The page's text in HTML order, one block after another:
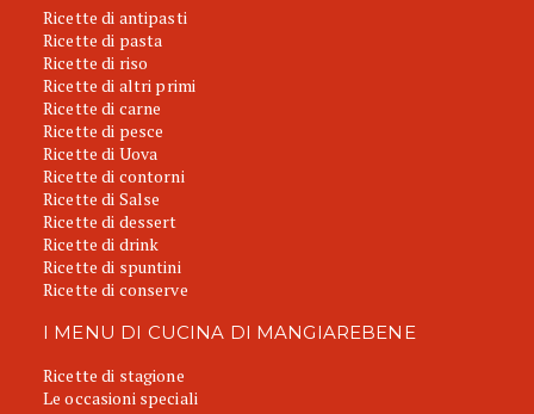
Ricette di antipasti
Ricette di pasta
Ricette di riso
Ricette di altri primi
Ricette di carne
Ricette di pesce
Ricette di Uova
Ricette di contorni
Ricette di Salse
Ricette di dessert
Ricette di drink
Ricette di spuntini
Ricette di conserve
I MENU DI CUCINA DI MANGIAREBENE
Ricette di stagione
Le occasioni speciali